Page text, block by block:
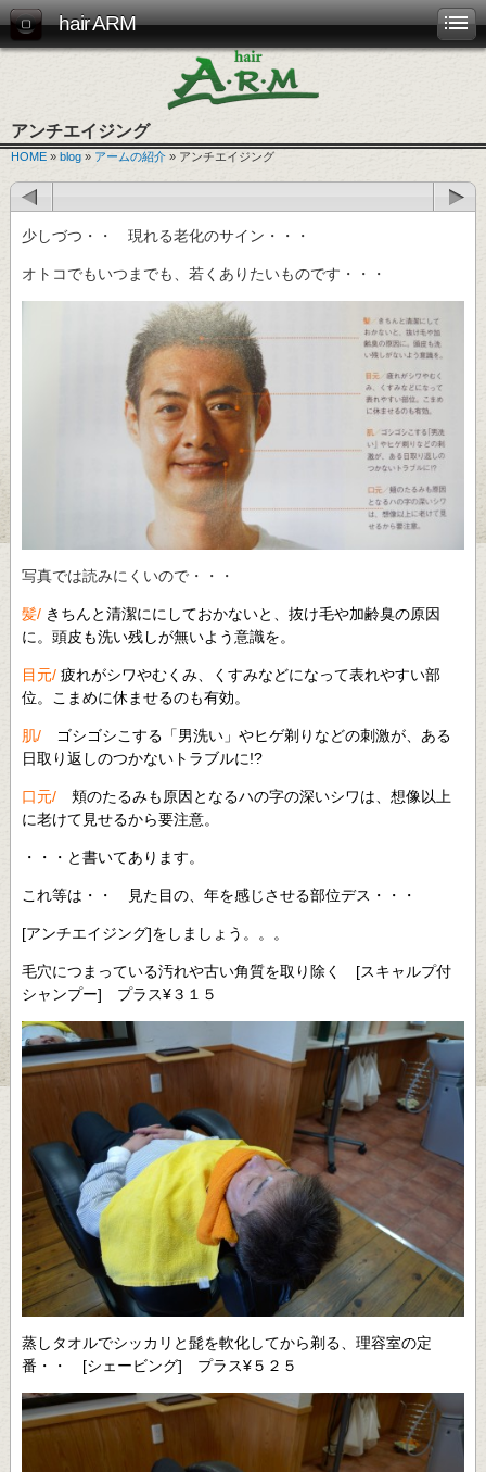
hair ARM
アンチエイジング
HOME » blog » アームの紹介 » アンチエイジング
少しづつ・・ 現れる老化のサイン・・・
オトコでもいつまでも、若くありたいものです・・・
写真では読みにくいので・・・
髪/ きちんと清潔ににしておかないと、抜け毛や加齢臭の原因
に。頭皮も洗い残しが無いよう意識を。
目元/ 疲れがシワやむくみ、くすみなどになって表れやすい部
位。こまめに休ませるのも有効。
肌/ ゴシゴシこする「男洗い」やヒゲ剃りなどの刺激が、ある
日取り返しのつかないトラブルに!?
口元/ 頬のたるみも原因となるハの字の深いシワは、想像以上
に老けて見せるから要注意。
・・・と書いてあります。
これ等は・・ 見た目の、年を感じさせる部位デス・・・
[アンチエイジング]をしましょう。。。
毛穴につまっている汚れや古い角質を取り除く [スキャルプ付
シャンプー] プラス¥３１５
蒸しタオルでシッカリと髭を軟化してから剃る、理容室の定
番・・ [シェービング] プラス¥５２５